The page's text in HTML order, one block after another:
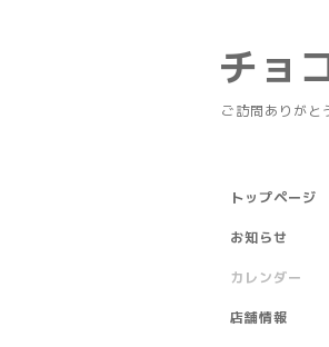
チョ
ご訪問ありがと
トップページ
お知らせ
カレンダー
店舗情報